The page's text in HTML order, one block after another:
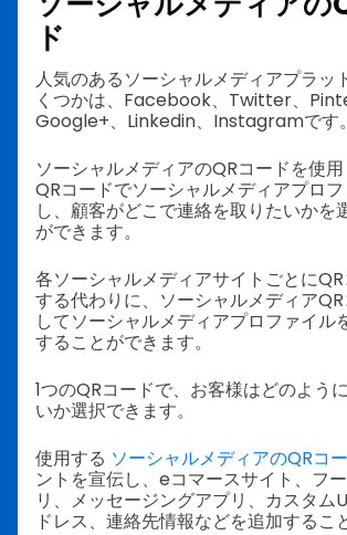
ド
人気のあるソーシャルメディアプラッ
くつかは、Facebook、Twitter、
Google+、Linkedin、Instagramです。
ソーシャルメディアのQRコードを使
QRコードでソーシャルメディアプロ
し、顧客がどこで連絡を取りたいかを
ができます。
各ソーシャルメディアサイトごとに
する代わりに、ソーシャルメディア
してソーシャルメディアプロファイル
することができます。
1つのQRコードで、お客様はどのよう
いか選択できます。
使用する ソーシャルメディアのQRコ
ントを宣伝し、eコマースサイト、フ
リ、メッセージングアプリ、カスタム
ドレス、連絡先情報などを追加するこ